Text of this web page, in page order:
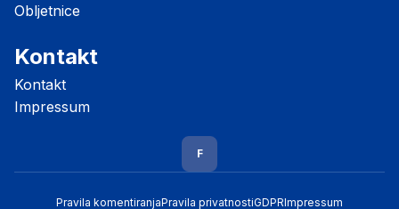
Obljetnice
Kontakt
Kontakt
Impressum
F
Pravila komentiranjaPravila privatnostiGDPRImpressum